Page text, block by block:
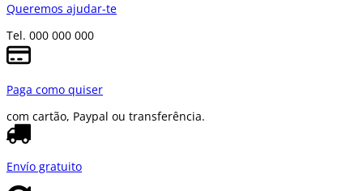
Queremos ajudar-te
Tel. 000 000 000
Paga como quiser
com cartão, Paypal ou transferência.
Envío gratuito